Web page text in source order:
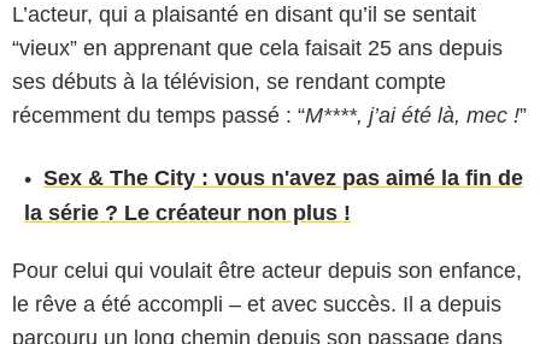
L’acteur, qui a plaisanté en disant qu’il se sentait
“vieux” en apprenant que cela faisait 25 ans depuis
ses débuts à la télévision, se rendant compte
récemment du temps passé : “M****, j’ai été là, mec !”
Sex & The City : vous n'avez pas aimé la fin de
la série ? Le créateur non plus !
Pour celui qui voulait être acteur depuis son enfance,
le rêve a été accompli – et avec succès. Il a depuis
parcouru un long chemin depuis son passage dans